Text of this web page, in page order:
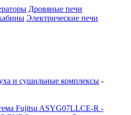
Дровяные печи
Электрические печи
и сушильные комплексы -